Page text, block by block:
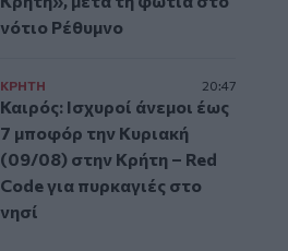
νότιο Ρέθυμνο
ΚΡΗΤΗ 20:47
Καιρός: Ισχυροί άνεμοι έως
7 μποφόρ την Κυριακή
(09/08) στην Κρήτη – Red
Code για πυρκαγιές στο
νησί